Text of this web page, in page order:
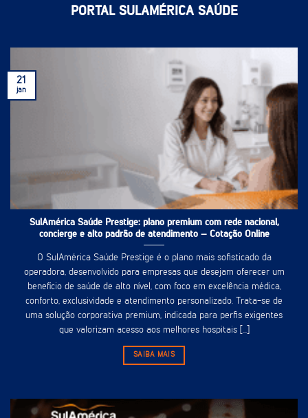
PORTAL SULAMÉRICA SAÚDE
SulAmérica Saúde Prestige: plano premium com rede nacional,
concierge e alto padrão de atendimento – Cotação Online
O SulAmérica Saúde Prestige é o plano mais sofisticado da
operadora, desenvolvido para empresas que desejam oferecer um
benefício de saúde de alto nível, com foco em excelência médica,
conforto, exclusividade e atendimento personalizado. Trata-se de
uma solução corporativa premium, indicada para perfis exigentes
que valorizam acesso aos melhores hospitais [...]
SAIBA MAIS
21
jan